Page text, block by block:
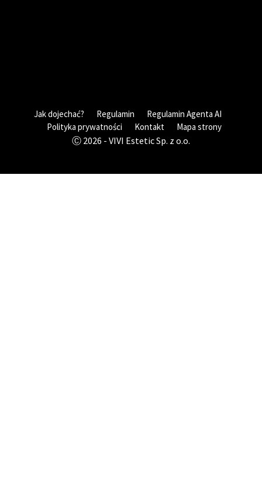
Jak dojechać? Regulamin
Regulamin Agenta AI
Polityka prywatności
Kontakt Mapa strony
Ⓒ 2026 - VIVI Estetic Sp. z o.o.